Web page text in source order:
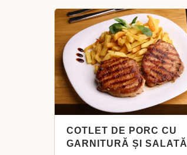
COTLET DE PORC CU
GARNITURĂ ȘI SALATĂ